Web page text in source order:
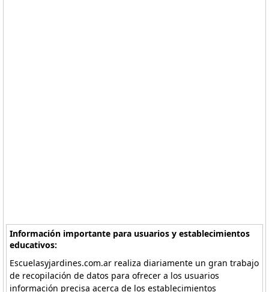
Información importante para usuarios y establecimientos
educativos:
Escuelasyjardines.com.ar realiza diariamente un gran trabajo
de recopilación de datos para ofrecer a los usuarios
información precisa acerca de los establecimientos